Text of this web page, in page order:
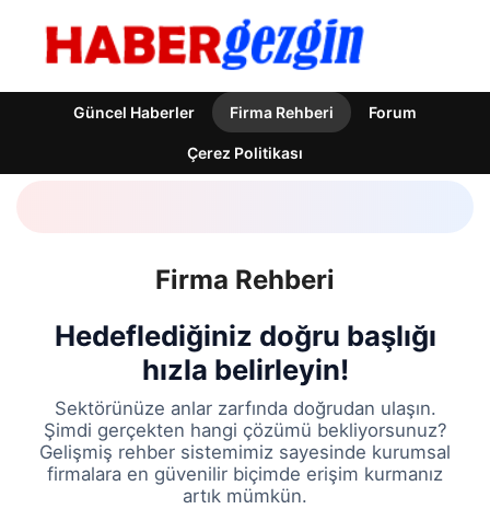
Güncel Haberler Firma Rehberi Forum
Çerez Politikası
Firma Rehberi
Hedeflediğiniz doğru başlığı
hızla belirleyin!
Sektörünüze anlar zarfında doğrudan ulaşın.
Şimdi gerçekten hangi çözümü bekliyorsunuz?
Gelişmiş rehber sistemimiz sayesinde kurumsal
firmalara en güvenilir biçimde erişim kurmanız
artık mümkün.